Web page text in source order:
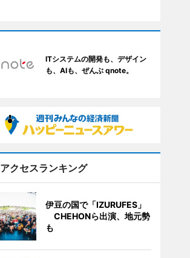
ITシステムの開発も、デザイン
も、AIも、ぜんぶ qnote。
アクセスランキング
伊豆の国で「IZURUFES」
CHEHONら出演、地元勢
も